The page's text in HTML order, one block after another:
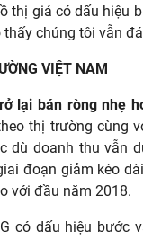
thị giá có dấu hiệu
chúng tôi vẫn
VIỆT NAM
lại bán ròng nhẹ
thị trường cùng
dù doanh thu vẫn
đoạn giảm kéo
với đầu năm 2018.
có dấu hiệu bước